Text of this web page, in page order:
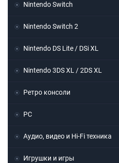
Nintendo Switch
Nintendo Switch 2
Nintendo DS Lite / DSi XL
Nintendo 3DS XL / 2DS XL
Ретро консоли
PC
Аудио, видео и Hi-Fi техника
Игрушки и игры